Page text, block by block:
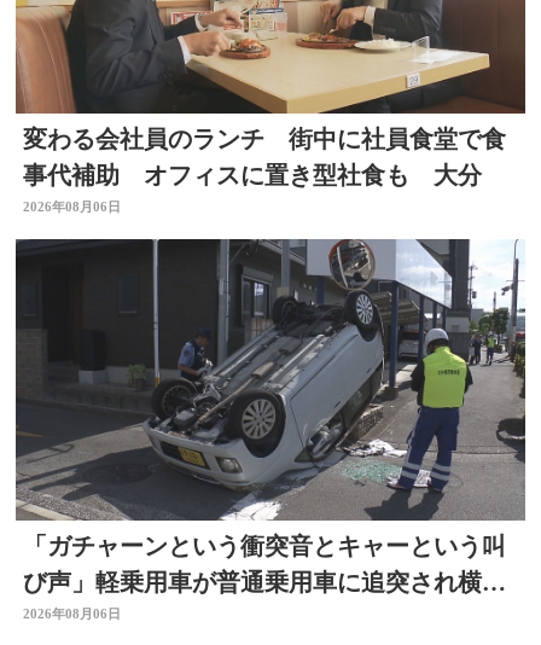
変わる会社員のランチ 街中に社員食堂で食
事代補助 オフィスに置き型社食も 大分
2026年08月06日
「ガチャーンという衝突音とキャーという叫
び声」軽乗用車が普通乗用車に追突され横
転 周囲騒然 大分
2026年08月06日